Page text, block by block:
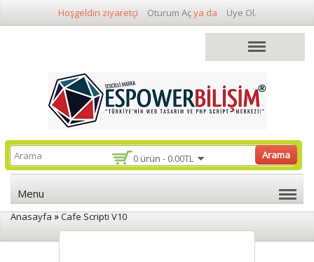
Hoşgeldin ziyaretçi Oturum Açya da Üye Ol.
0 ürün - 0.00TL Arama
Menu
Anasayfa»Cafe Scripti V10